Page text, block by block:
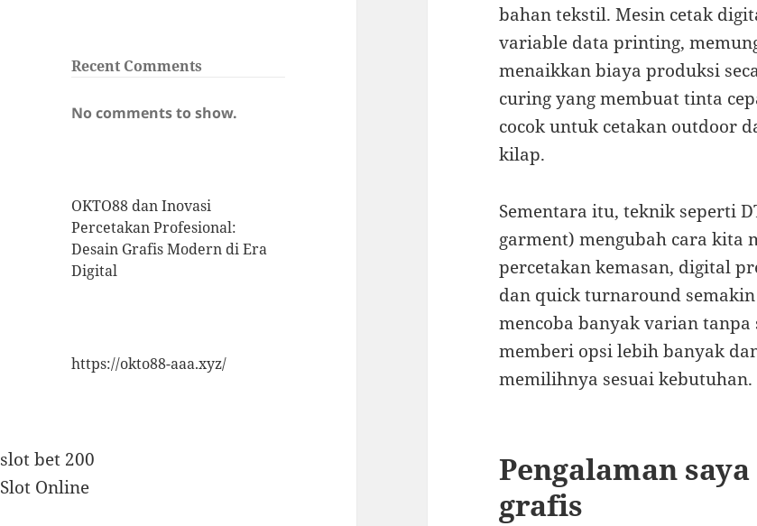
Recent Comments
No comments to show.
OKTO88 dan Inovasi
Percetakan Profesional:
Desain Grafis Modern di Era
Digital
https://okto88-aaa.xyz/
slot bet 200
Slot Online
bahan tekstil. Mesin cetak
variable data printing,
menaikkan biaya produksi
curing yang membuat tinta
cocok untuk cetakan outdoor
kilap.
Sementara itu, teknik seperti
garment) mengubah cara kita
percetakan kemasan, digital
dan quick turnaround
mencoba banyak varian
memberi opsi lebih banyak
memilihnya sesuai kebutuhan.
Pengalaman
grafis